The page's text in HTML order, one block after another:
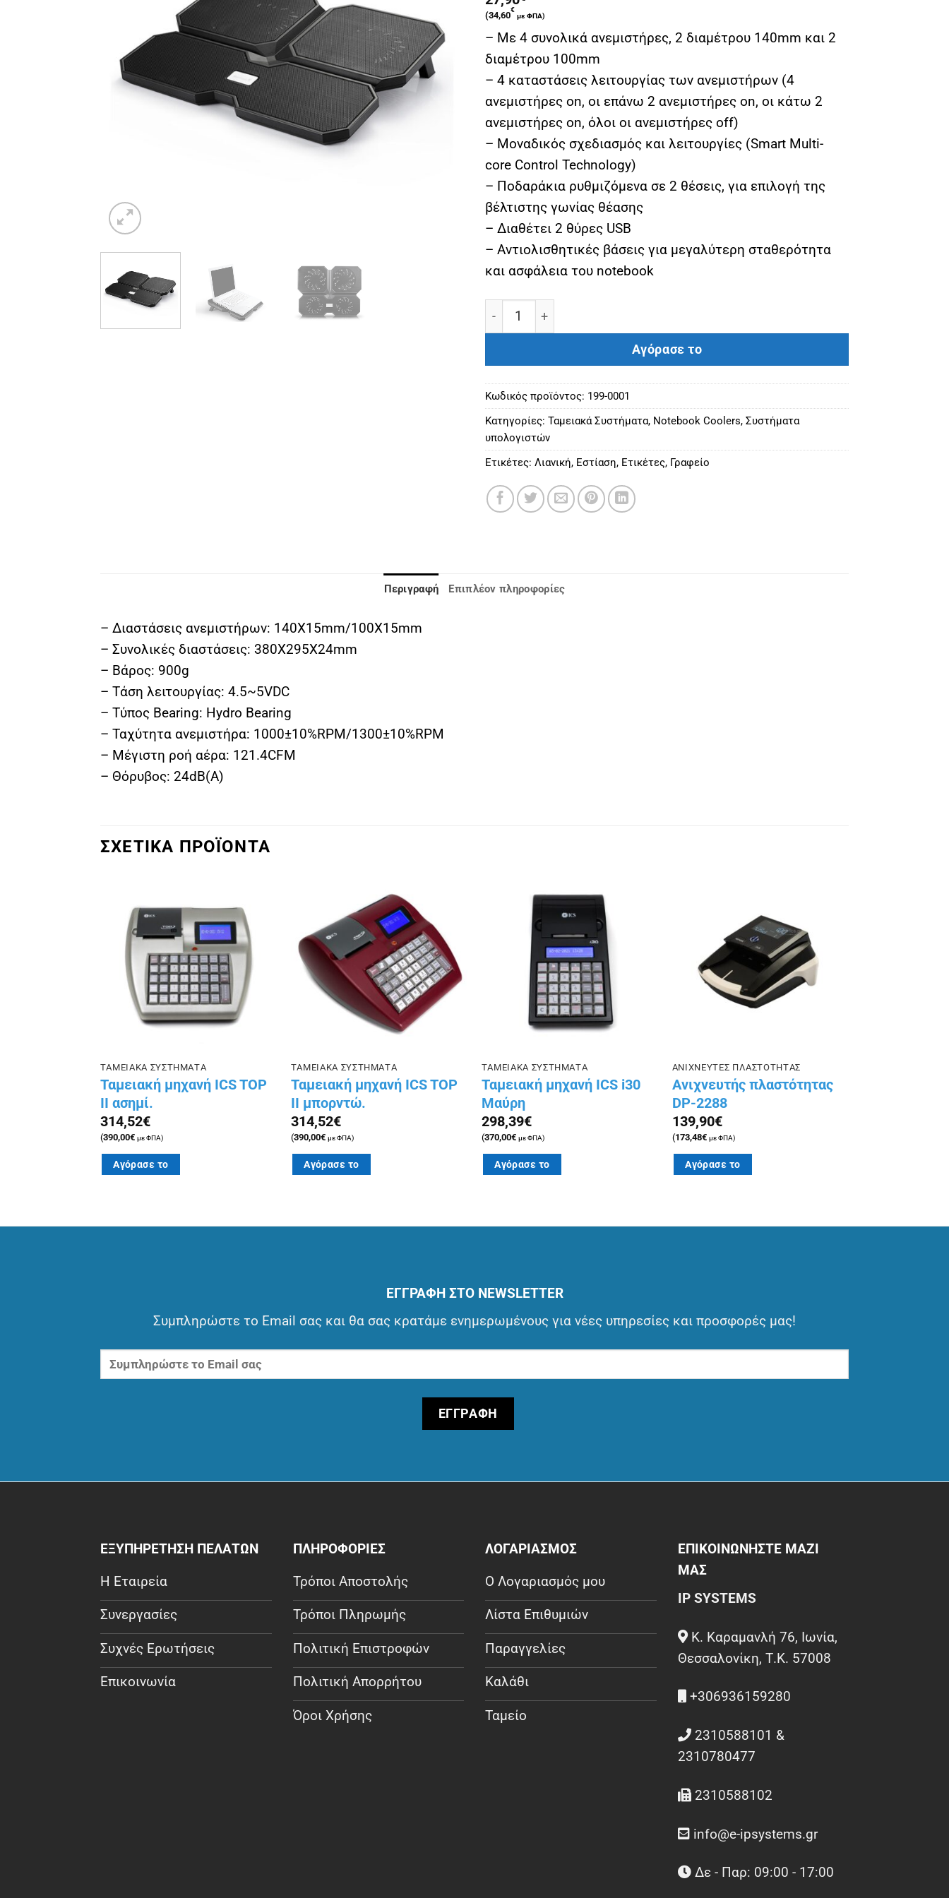
(34,60
€
με ΦΠΑ)
– Με 4 συνολικά ανεμιστήρες, 2 διαμέτρου 140mm και 2
διαμέτρου 100mm
– 4 καταστάσεις λειτουργίας των ανεμιστήρων (4
ανεμιστήρες on, οι επάνω 2 ανεμιστήρες on, οι κάτω 2
ανεμιστήρες on, όλοι οι ανεμιστήρες off)
– Μοναδικός σχεδιασμός και λειτουργίες (Smart Multi-
core Control Technology)
– Ποδαράκια ρυθμιζόμενα σε 2 θέσεις, για επιλογή της
βέλτιστης γωνίας θέασης
– Διαθέτει 2 θύρες USB
– Αντιολισθητικές βάσεις για μεγαλύτερη σταθερότητα
και ασφάλεια του notebook
Notebook cooler Multi Core X6 για laptop έως 15.6". ποσότητα
Αγόρασε το
Κωδικός προϊόντος: 199-0001
Κατηγορίες: Ταμειακά Συστήματα, Notebook Coolers, Συστήματα
υπολογιστών
Ετικέτες: Λιανική, Εστίαση, Ετικέτες, Γραφείο
Περιγραφή Επιπλέον πληροφορίες
– Διαστάσεις ανεμιστήρων: 140X15mm/100X15mm
– Συνολικές διαστάσεις: 380X295X24mm
– Βάρος: 900g
– Τάση λειτουργίας: 4.5~5VDC
– Τύπος Bearing: Hydro Bearing
– Ταχύτητα ανεμιστήρα: 1000±10%RPM/1300±10%RPM
– Μέγιστη ροή αέρα: 121.4CFM
– Θόρυβος: 24dB(A)
ΣΧΕΤΙΚΑ ΠΡΟΪΟΝΤΑ
Πρόσθήκη
στην λίστα
επιθυμιών
ΤΑΜΕΙΑΚΑ ΣΥΣΤΗΜΑΤΑ
Ταμειακή μηχανή ICS TOP
II ασημί.
314,52€
(390,00€ με ΦΠΑ)
Αγόρασε το
Πρόσθήκη
στην λίστα
επιθυμιών
ΤΑΜΕΙΑΚΑ ΣΥΣΤΗΜΑΤΑ
Ταμειακή μηχανή ICS TOP
II μπορντώ.
314,52€
(390,00€ με ΦΠΑ)
Αγόρασε το
Πρόσθήκη
στην λίστα
επιθυμιών
ΤΑΜΕΙΑΚΑ ΣΥΣΤΗΜΑΤΑ
Ταμειακή μηχανή ICS i30
Μαύρη
298,39€
(370,00€ με ΦΠΑ)
Αγόρασε το
στην λίστα
επιθυμιών
ΑΝΙΧΝΕΥΤΕΣ ΠΛΑΣΤΟΤΗΤΑΣ
Ανιχνευτής πλαστότητας
DP-2288
139,90€
(173,48€ με ΦΠΑ)
Αγόρασε το
ΕΓΓΡΑΦΗ ΣΤΟ NEWSLETTER
Συμπληρώστε το Email σας και θα σας κρατάμε ενημερωμένους για νέες υπηρεσίες και προσφορές μας!
ΕΞΥΠΗΡΕΤΗΣΗ ΠΕΛΑΤΩΝ
Η Εταιρεία
Συνεργασίες
Συχνές Ερωτήσεις
Επικοινωνία
ΠΛΗΡΟΦΟΡΙΕΣ
Τρόποι Αποστολής
Τρόποι Πληρωμής
Πολιτική Επιστροφών
Πολιτική Απορρήτου
Όροι Χρήσης
ΛΟΓΑΡΙΑΣΜΟΣ
Ο Λογαριασμός μου
Λίστα Επιθυμιών
Παραγγελίες
Καλάθι
Ταμείο
ΕΠΙΚΟΙΝΩΝΗΣΤΕ ΜΑΖΙ
ΜΑΣ
IP SYSTEMS
Κ. Καραμανλή 76, Ιωνία,
Θεσσαλονίκη, Τ.Κ. 57008
+306936159280
2310588101 &
2310780477
2310588102
info@e-ipsystems.gr
Δε - Παρ: 09:00 - 17:00